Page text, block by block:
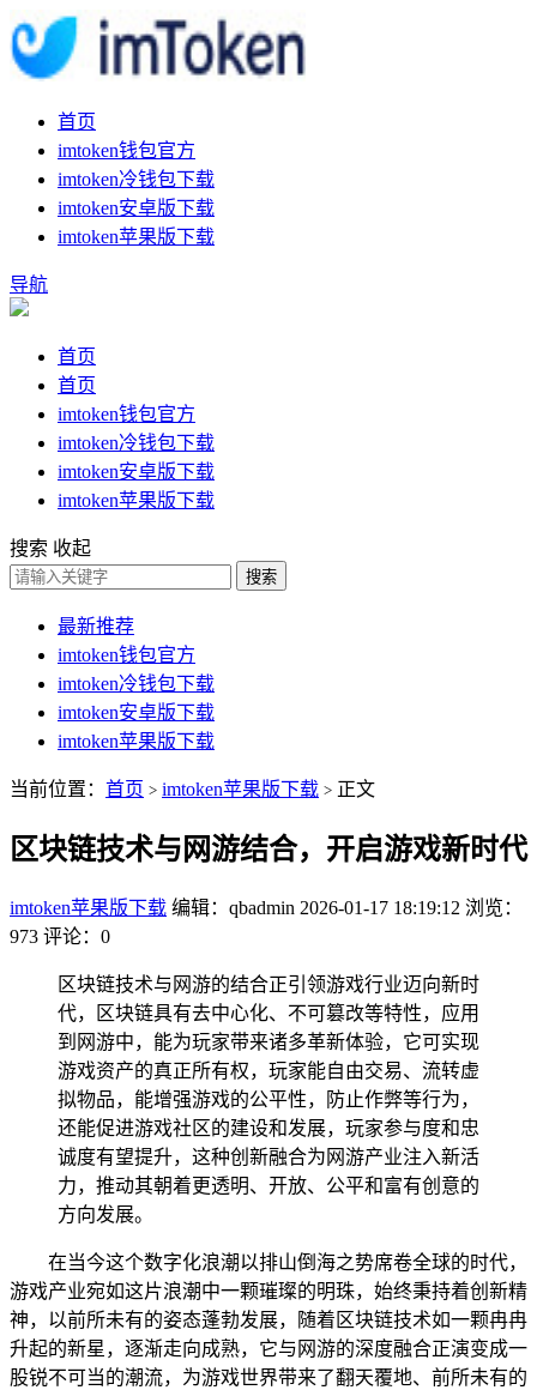
首页
imtoken钱包官方
imtoken冷钱包下载
imtoken安卓版下载
imtoken苹果版下载
导航
首页
首页
imtoken钱包官方
imtoken冷钱包下载
imtoken安卓版下载
imtoken苹果版下载
搜索 收起
搜索
最新推荐
imtoken钱包官方
imtoken冷钱包下载
imtoken安卓版下载
imtoken苹果版下载
当前位置： 首页 > imtoken苹果版下载 > 正文
区块链技术与网游结合，开启游戏新时代
imtoken苹果版下载 编辑：qbadmin 2026-01-17 18:19:12 浏览：
973 评论：0
区块链技术与网游的结合正引领游戏行业迈向新时
代，区块链具有去中心化、不可篡改等特性，应用
到网游中，能为玩家带来诸多革新体验，它可实现
游戏资产的真正所有权，玩家能自由交易、流转虚
拟物品，能增强游戏的公平性，防止作弊等行为，
还能促进游戏社区的建设和发展，玩家参与度和忠
诚度有望提升，这种创新融合为网游产业注入新活
力，推动其朝着更透明、开放、公平和富有创意的
方向发展。
在当今这个数字化浪潮以排山倒海之势席卷全球的时代，
游戏产业宛如这片浪潮中一颗璀璨的明珠，始终秉持着创新精
神，以前所未有的姿态蓬勃发展，随着区块链技术如一颗冉冉
升起的新星，逐渐走向成熟，它与网游的深度融合正演变成一
股锐不可当的潮流，为游戏世界带来了翻天覆地、前所未有的